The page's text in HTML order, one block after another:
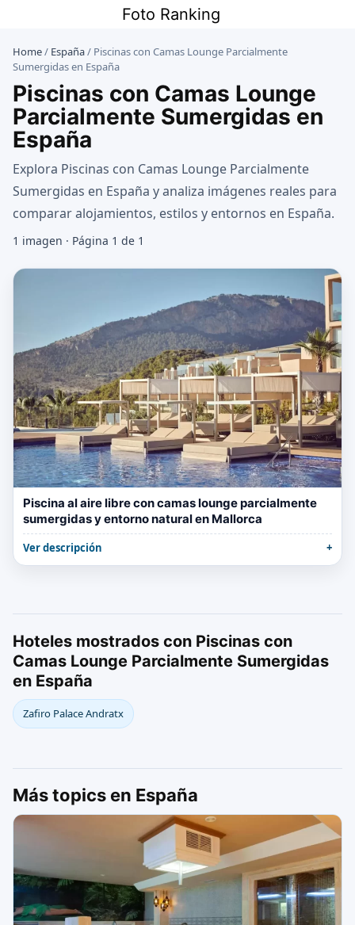
contenido
Foto Ranking
Home/ España/ Piscinas con Camas Lounge Parcialmente
Sumergidas en España
Piscinas con Camas Lounge
Parcialmente Sumergidas en
España
Explora Piscinas con Camas Lounge Parcialmente
Sumergidas en España y analiza imágenes reales para
comparar alojamientos, estilos y entornos en España.
1 imagen · Página 1 de 1
Piscina al aire libre con camas lounge parcialmente
sumergidas y entorno natural en Mallorca
Ver descripción
Hoteles mostrados con Piscinas con
Camas Lounge Parcialmente Sumergidas
en España
Zafiro Palace Andratx
Más topics en España